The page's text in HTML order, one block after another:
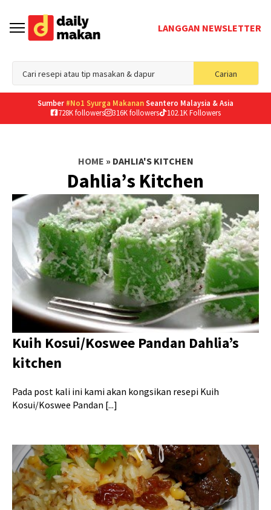
LANGGAN NEWSLETTER
Carian
for:
Sumber #No1 Syurga MakananSeantero Malaysia & Asia
728K followers
316K followers 102.1K Followers
HOME » DAHLIA'S KITCHEN
Dahlia’s Kitchen
Kuih Kosui/Koswee Pandan Dahlia’s
kitchen
Pada post kali ini kami akan kongsikan resepi Kuih
Kosui/Koswee Pandan [...]